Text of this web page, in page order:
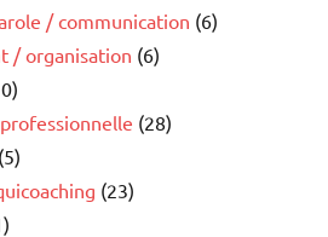
/ communication (6)
/ organisation (6)
(28)
(5)
(23)